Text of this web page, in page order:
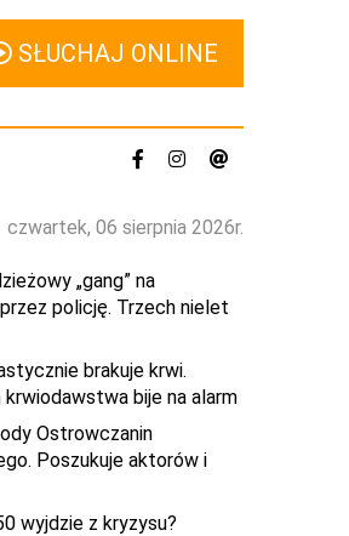
SŁUCHAJ ONLINE
czwartek, 06 sierpnia 2026r.
„gang” na
policję. Trzech nielet
brakuje krwi.
bije na alarm
Ostrowczanin
Poszukuje aktorów i
wyjdzie z kryzysu?